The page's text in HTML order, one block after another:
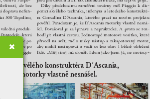
osti, ale bez
doprava nefun-
500 Topolino,
válečná produk-
Pontedeře, která
Jenže po
fabrik se po
Piaggio
skvělého konstruktéra D´Ascania,
ně motorky vlastně nesnášel.
Díky předchozímu zaměření továrny měl Piaggio k dis-
pozici skvělého technika, inženýra aleteckého konstrukté-
ra Corradina D’Ascania, kterého prací na novém projektu
pověřil. Paradoxem je, že D’Ascanio motorky vlastně nesná-
šel. Považoval je za špinavé a nepraktické. A proto se roz-
hodl jít vlastní cestou. Jednostopé motorové vozítko, které
přivedl na svět, mělo nízký nástup a zakapotovaný motor,
aby mohli nastupovat a vozit se bez obav i běžně oblečení
lidé. „Můj stroj má sloužit lidem jako jsem já, ne motocy-